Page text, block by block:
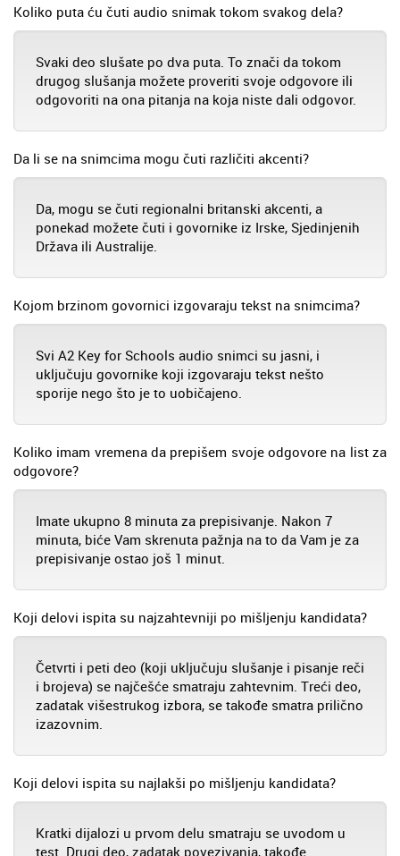
Koliko puta ću čuti audio snimak tokom svakog dela?
Svaki deo slušate po dva puta. To znači da tokom
drugog slušanja možete proveriti svoje odgovore ili
odgovoriti na ona pitanja na koja niste dali odgovor.
Da li se na snimcima mogu čuti različiti akcenti?
Da, mogu se čuti regionalni britanski akcenti, a
ponekad možete čuti i govornike iz Irske, Sjedinjenih
Država ili Australije.
Kojom brzinom govornici izgovaraju tekst na snimcima?
Svi A2 Key for Schools audio snimci su jasni, i
uključuju govornike koji izgovaraju tekst nešto
sporije nego što je to uobičajeno.
Koliko imam vremena da prepišem svoje odgovore na list za
odgovore?
Imate ukupno 8 minuta za prepisivanje. Nakon 7
minuta, biće Vam skrenuta pažnja na to da Vam je za
prepisivanje ostao još 1 minut.
Koji delovi ispita su najzahtevniji po mišljenju kandidata?
Četvrti i peti deo (koji uključuju slušanje i pisanje reči
i brojeva) se najčešće smatraju zahtevnim. Treći deo,
zadatak višestrukog izbora, se takođe smatra prilično
izazovnim.
Koji delovi ispita su najlakši po mišljenju kandidata?
Kratki dijalozi u prvom delu smatraju se uvodom u
test. Drugi deo, zadatak povezivanja, takođe